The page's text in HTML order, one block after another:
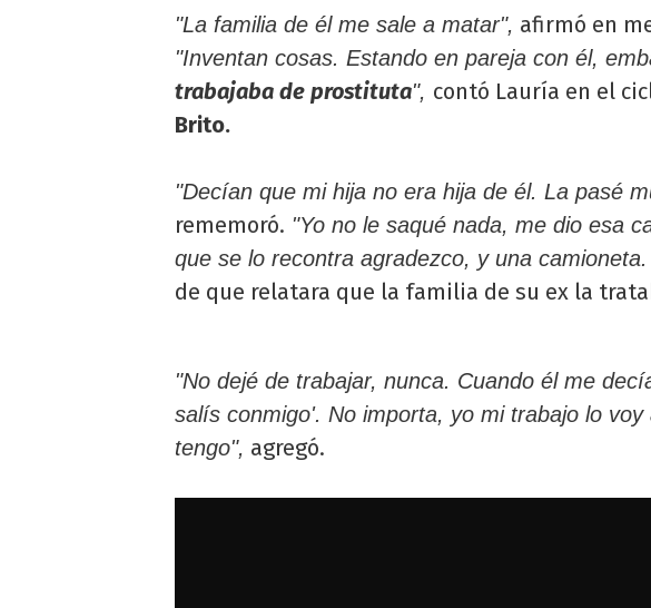
"La familia de él me sale a matar", afirmó en
"Inventan cosas. Estando en pareja con él,
trabajaba de prostituta", contó Lauría en el
Brito.
"Decían que mi hija no era hija de él. La pasé
rememoró. "Yo no le saqué nada, me dio esa
que se lo recontra agradezco, y una
de que relatara que la familia de su ex la
"No dejé de trabajar, nunca. Cuando él me
salís conmigo'. No importa, yo mi trabajo lo
tengo", agregó.